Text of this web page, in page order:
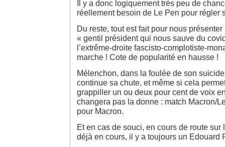
Il y a donc logiquement très peu de
réellement besoin de Le Pen pour
Du reste, tout est fait pour nous
« gentil président qui nous sauve du
l’extrême-droite fascisto-complotiste-
marche ! Cote de popularité en hausse !
Mélenchon, dans la foulée de son
continue sa chute, et même si cela
grappiller un ou deux pour cent de voix
changera pas la donne : match Macron/
pour Macron.
Et en cas de souci, en cours de route sur
déjà en cours, il y a toujours un